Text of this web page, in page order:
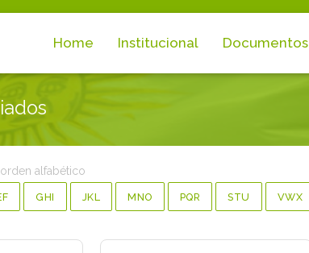
Home Institucional Documentos
alfabético
GHI JKL MNO PQR STU VWX